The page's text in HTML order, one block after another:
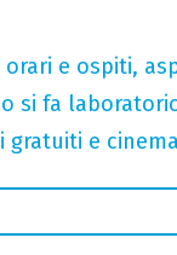
orari e ospiti,
si fa
gratuiti e